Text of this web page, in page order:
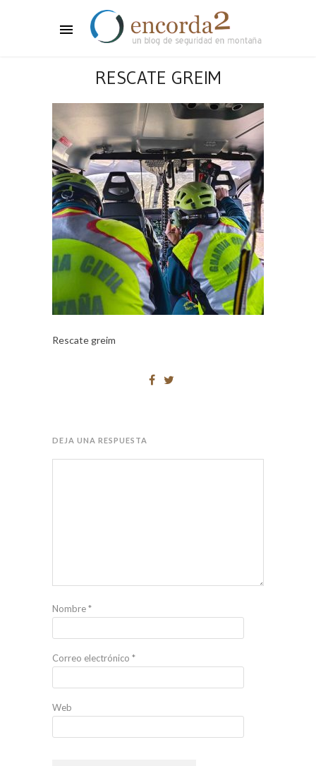
RESCATE GREIM
Rescate greim
DEJA UNA RESPUESTA
Nombre*
Correo electrónico *
Web